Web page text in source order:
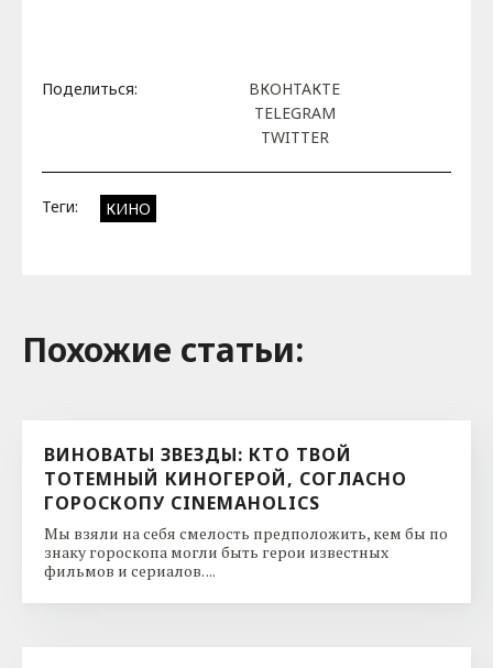
Поделиться:
ВКОНТАКТЕ
TELEGRAM
TWITTER
Теги: КИНО
Похожие cтатьи:
ВИНОВАТЫ ЗВЕЗДЫ: КТО ТВОЙ
ТОТЕМНЫЙ КИНОГЕРОЙ, СОГЛАСНО
ГОРОСКОПУ CINEMAHOLICS
Мы взяли на себя смелость предположить, кем бы по
знаку гороскопа могли быть герои известных
фильмов и сериалов. ...